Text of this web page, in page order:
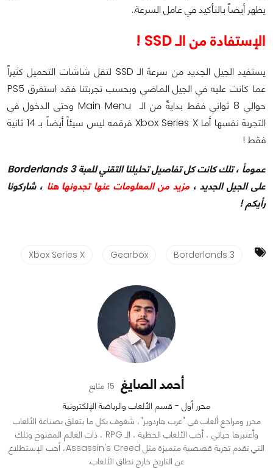
يظهر أيضاً بالتأكيد في عامل السرعة..
الإستفادة من الـ SSD !
يستفيد الجيل الجديد من سرعة الـ SSD لتقل شاشات التحميل كثيراً
عما كانت عليه في الجيل الماضي وبحسب تجربتنا فقد استغرق PS5
حوالي 8 ثواني فقط بدايةً من الـ Main Menu وحتى الدخول في
التجربة نفسها أما Xbox Series X فرقمه ليس سيئاً أيضاً بـ 14 ثانية
فقط !
عموماً ، تلك كانت كل تفاصيل تحليلنا التقني للعبة Borderlands 3
على الجيل الجديد ،مزيد من المعلومات عنها تجدونها هنا ، شاركونا
رأيكم !
Borderlands 3
Gearbox
Xbox Series X
أحمد الصايغ 15 متابع
محرر أول - قسم الألعاب والرياضة الإلكترونية
محرر ومراجع ألعاب في "عرب هاردوير"، شغوف بكل ما يتعلق بصناعة الألعاب
وأعتبرها حياتي ، أحب الألعاب الخطية ، الـ RPG ، ذات العالم المفتوح وتلك
التي تقدم تجربة قصصية متميزة مثل Assassin's Creed، أحب الإستطلاع
عن التاريخ خارج نطاق الألعاب.